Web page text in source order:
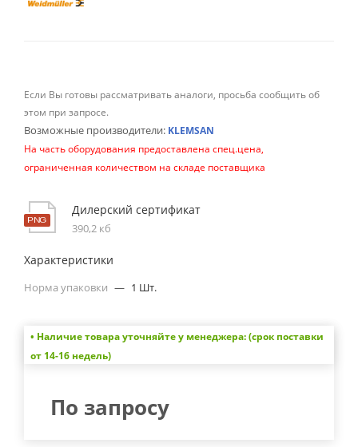
Если Вы готовы рассматривать аналоги, просьба сообщить об
этом при запросе.
Возможные производители: KLEMSAN
На часть оборудования предоставлена спец.цена,
ограниченная количеством на складе поставщика
Дилерский сертификат
390,2 кб
Характеристики
Норма упаковки — 1 Шт.
• Наличие товара уточняйте у менеджера: (срок поставки
от 14-16 недель)
По запросу